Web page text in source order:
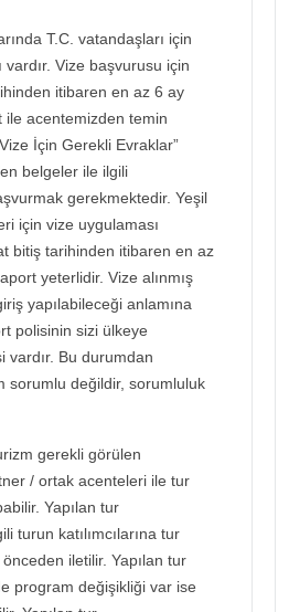
T.C. vatandaşları için
vardır. Vize başvurusu için
itibaren en az 6 ay
ile acentemizden temin
İçin Gerekli Evraklar”
belgeler ile ilgili
gerekmektedir. Yeşil
için vize uygulaması
bitiş tarihinden itibaren en az
yeterlidir. Vize alınmış
yapılabileceği anlamına
polisinin sizi ülkeye
vardır. Bu durumdan
sorumlu değildir, sorumluluk
gerekli görülen
/ ortak acenteleri ile tur
Yapılan tur
turun katılımcılarına tur
iletilir. Yapılan tur
program değişikliği var ise